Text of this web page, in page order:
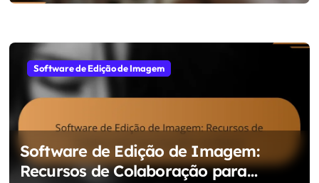
Software de Edição de Imagem
Software de Edição de Imagem:
Recursos de Colaboração para